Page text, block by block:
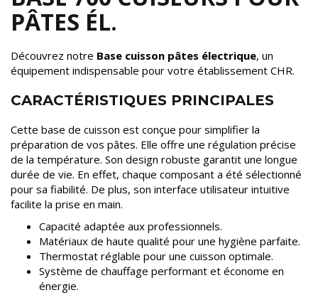
PÂTES ÉL.
Découvrez notre Base cuisson pâtes électrique, un
équipement indispensable pour votre établissement CHR.
CARACTÉRISTIQUES PRINCIPALES
Cette base de cuisson est conçue pour simplifier la
préparation de vos pâtes. Elle offre une régulation précise
de la température. Son design robuste garantit une longue
durée de vie. En effet, chaque composant a été sélectionné
pour sa fiabilité. De plus, son interface utilisateur intuitive
facilite la prise en main.
Capacité adaptée aux professionnels.
Matériaux de haute qualité pour une hygiène parfaite.
Thermostat réglable pour une cuisson optimale.
Système de chauffage performant et économe en
énergie.